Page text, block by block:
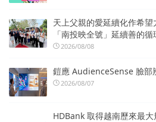
天上父親的愛延續化作希
「南投映全號」延續善的循
2026/08/08
鎧應 AudienceSense 臉部
2026/08/07
HDBank 取得越南歷來最